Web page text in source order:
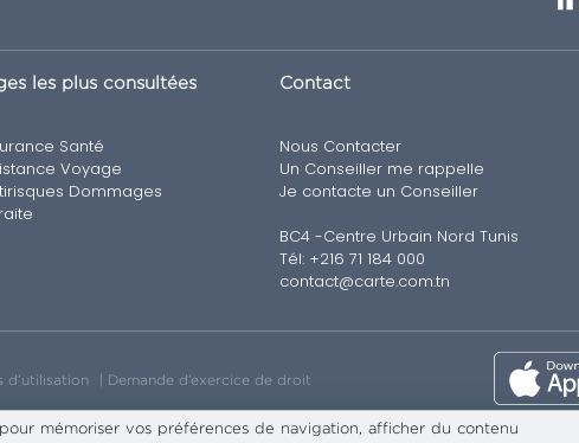
les plus consultées
Santé
Voyage
Dommages
Contact
Nous Contacter
Un Conseiller me rappelle
Je contacte un Conseiller
BC4 -Centre Urbain Nord Tunis
Tél: +216 71 184 000
contact@carte.com.tn
d’utilisation Demande d’exercice de droit
mémoriser vos préférences de navigation, afficher du contenu